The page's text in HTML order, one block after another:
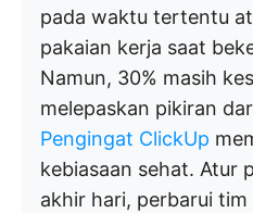
pada waktu tertentu
pakaian kerja saat
Namun, 30% masih
melepaskan pikiran
Pengingat ClickUp
kebiasaan sehat. Atur
akhir hari, perbarui tim